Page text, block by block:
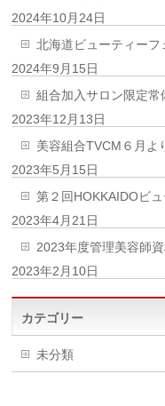
2024年10月24日
北海道ビューティーフ
2024年9月15日
組合加入サロン限定常
2023年12月13日
美容組合TVCM６月よ
2023年5月15日
第２回HOKKAIDOビ
2023年4月21日
2023年度管理美容師
2023年2月10日
カテゴリー
未分類